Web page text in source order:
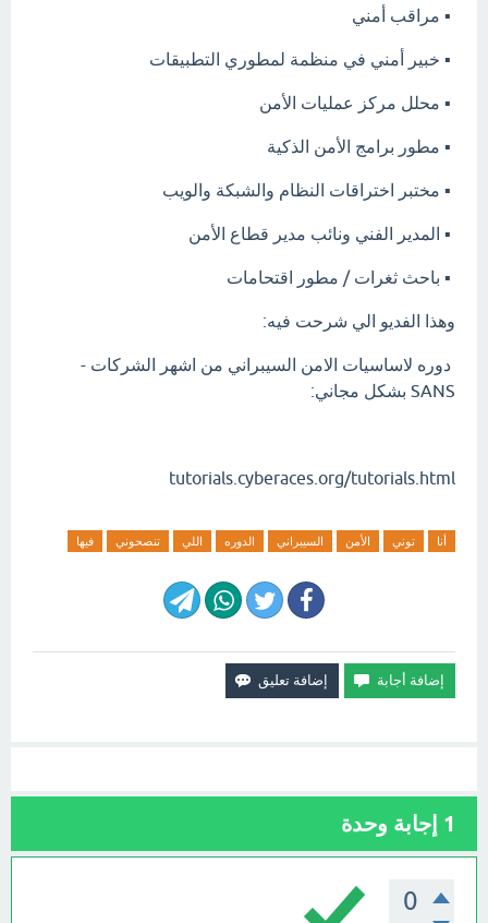
▪️ مراقب أمني
▪️ خبير أمني في منظمة لمطوري التطبيقات
▪️ محلل مركز عمليات الأمن
▪️ مطور برامج الأمن الذكية
▪️ مختبر اختراقات النظام والشبكة والويب
▪️ المدير الفني ونائب مدير قطاع الأمن
▪️ باحث ثغرات / مطور اقتحامات
وهذا الفديو الي شرحت فيه:
دوره لاساسيات الامن السيبراني من اشهر الشركات -
SANS بشكل مجاني:
tutorials.cyberaces.org/tutorials.html
أنا توني الأمن السيبراني الدوره اللي تنصحوني فيها
1 إجابة وحدة
0